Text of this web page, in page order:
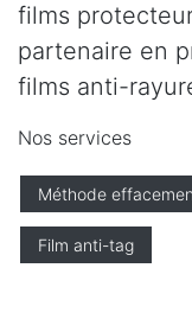
films
partenaire en
films anti-
Nos services
Méthode
Film anti-tag